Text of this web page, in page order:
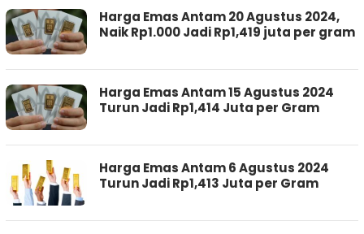
Harga Emas Antam 20 Agustus 2024,
Naik Rp1.000 Jadi Rp1,419 juta per gram
Harga Emas Antam 15 Agustus 2024
Turun Jadi Rp1,414 Juta per Gram
Harga Emas Antam 6 Agustus 2024
Turun Jadi Rp1,413 Juta per Gram